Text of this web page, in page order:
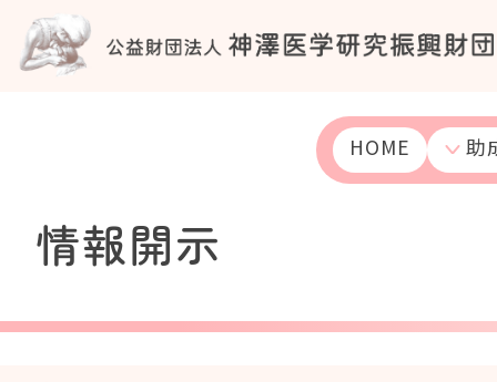
t
HOME 助
情報開示